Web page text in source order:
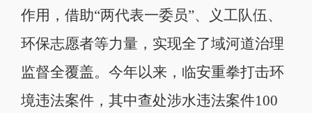
作用，借助“两代表一委员”、义工队伍、
环保志愿者等力量，实现全了域河道治理
监督全覆盖。今年以来，临安重拳打击环
境违法案件，其中查处涉水违法案件100